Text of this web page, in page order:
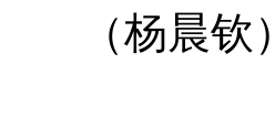
（杨晨钦）